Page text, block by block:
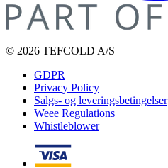
© 2026 TEFCOLD A/S
GDPR
Privacy Policy
Salgs- og leveringsbetingelser
Weee Regulations
Whistleblower